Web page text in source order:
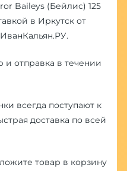
Baileys (Бейлис) 125
в Иркутск от
и отправка в течении
всегда поступают к
доставка по всей
товар в корзину